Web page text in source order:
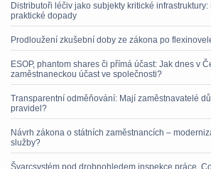
Distributoři léčiv jako subjekty kritické
praktické dopady
Prodloužení zkušební doby ze zákona po
ESOP, phantom shares či přímá účast: Jak dnes v
zaměstnaneckou účast ve společnosti?
Transparentní odměňování: Mají zaměstnavatelé
pravidel?
Návrh zákona o státních zaměstnancích –
služby?
Švarcsystém pod drobnohledem inspekce práce.